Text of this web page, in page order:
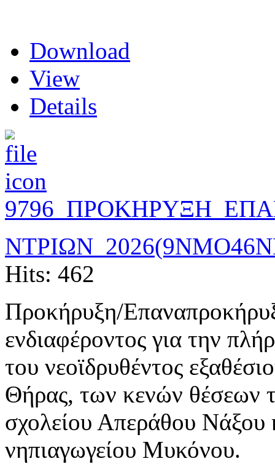
Download
View
Details
Hits: 462
Προκήρυξη/
ενδιαφέροντος για την
του νεοϊδρυθέντος
Θήρας, των κενών θέσεων
σχολείου Απεράθου Νάξου
νηπιαγωγείου Μυκόνου.